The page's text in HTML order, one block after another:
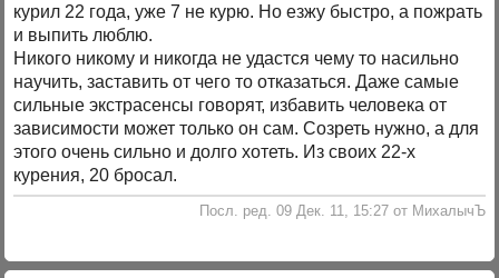
курил 22 года, уже 7 не курю. Но езжу быстро, а пожрать
и выпить люблю.
Никого никому и никогда не удастся чему то насильно
научить, заставить от чего то отказаться. Даже самые
сильные экстрасенсы говорят, избавить человека от
зависимости может только он сам. Созреть нужно, а для
этого очень сильно и долго хотеть. Из своих 22-х
курения, 20 бросал.
Посл. ред. 09 Дек. 11, 15:27 от МихалычЪ